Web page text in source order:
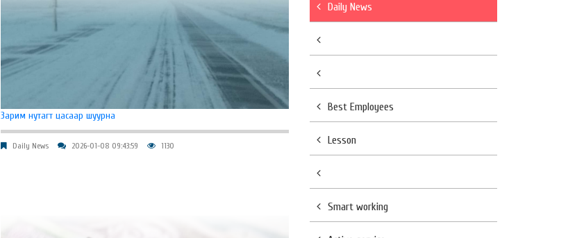
Зарим нутагт цасаар шуурна
Daily News 2026-01-08 09:43:59 1130
Daily News
Best Employees
Lesson
Smart working